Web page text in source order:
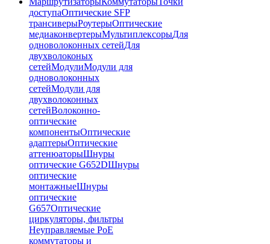
доступаОптические SFP
трансиверыРоутерыОптические
медиаконвертерыМультиплексорыДля
одноволоконных сетейДля
двухволоконых
сетейМодулиМодули для
одноволоконных
сетейМодули для
двухволоконных
сетейВолоконно-
оптические
компонентыОптические
адаптерыОптические
аттенюаторыШнуры
оптические G652DШнуры
оптические
монтажныеШнуры
оптические
G657Оптические
циркуляторы, фильтры
Неуправляемые PoE
коммутаторы и